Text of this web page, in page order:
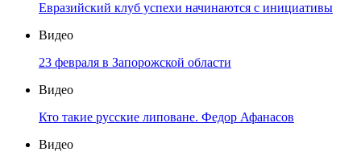
Евразийский клуб успехи начинаются с инициативы
Видео
23 февраля в Запорожской области
Видео
Кто такие русские липоване. Федор Афанасов
Видео